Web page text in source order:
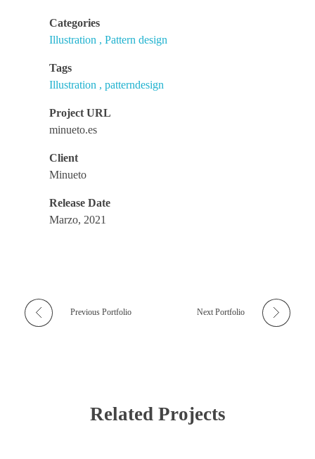
Categories
Illustration
Pattern design
Tags
Illustration
patterndesign
Project URL
minueto.es
Client
Minueto
Release Date
Marzo, 2021
Previous Portfolio Next Portfolio
Related Projects